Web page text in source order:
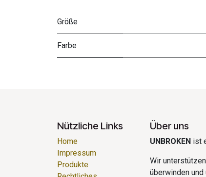
Größe
Farbe
Nützliche Links
Home
Impressum
Produkte
Über uns
UNBROKEN ist
Wir
überwinden